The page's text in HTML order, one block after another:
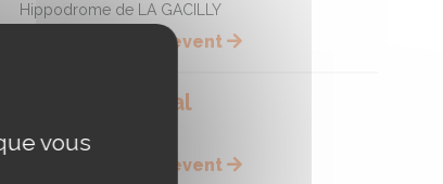
Hippodrome de LA GACILLY
Lire la suite de l'event
Fête du cheval
Lire la suite de l'event
vous